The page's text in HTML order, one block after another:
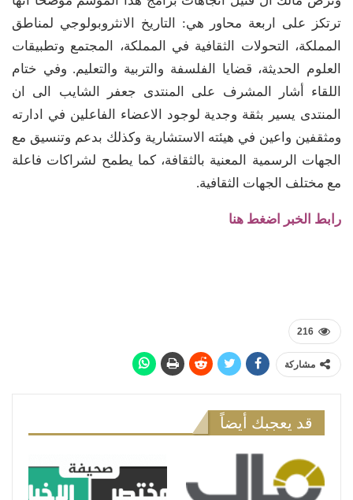
ترتكز على اربعة محاور هي: التاريخ الانثروبولوجي لمناطق
المملكة، التحولات الثقافية في المملكة، المجتمع وتطبيقات
العلوم الحديثة، قضايا الفلسفة والتربية والتعليم. وفي ختام
اللقاء أشار المشرف على المنتدى جعفر الشايب الى ان
المنتدى يسير بثقة وجدية لوجود الاعضاء الفاعلين في ادارته
ومثقفين واعين في هيئته الاستشارية وكذلك بدعم وتنسيق مع
الجهات الرسمية المعنية بالثقافة، كما يطمح لشراكات فاعلة
مع مختلف الجهات الثقافية.
رابط الخبر اضغط هنا
216
مشاركة
قد يعجبك أيضاً